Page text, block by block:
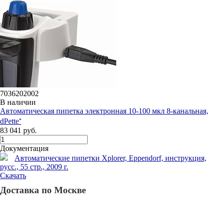
7036202002
В наличии
Автоматическая пипетка электронная 10-100 мкл 8-канальная,
dPette⁺
83 041 руб.
Документация
Автоматические пипетки Xplorer, Eppendorf, инструкция,
русс., 55 стр., 2009 г.
Скачать
Доставка по Москве